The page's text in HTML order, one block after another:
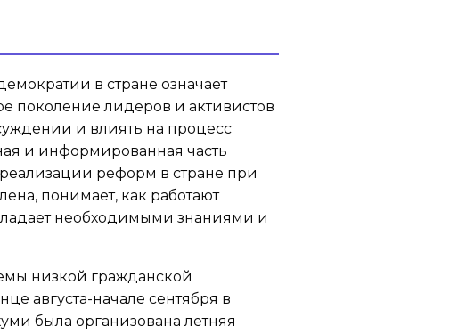
в стране означает
поколение лидеров и активистов
и влиять на процесс
и информированная часть
реформ в стране при
понимает, как работают
необходимыми знаниями и
низкой гражданской
августа-начале сентября в
была организована летняя